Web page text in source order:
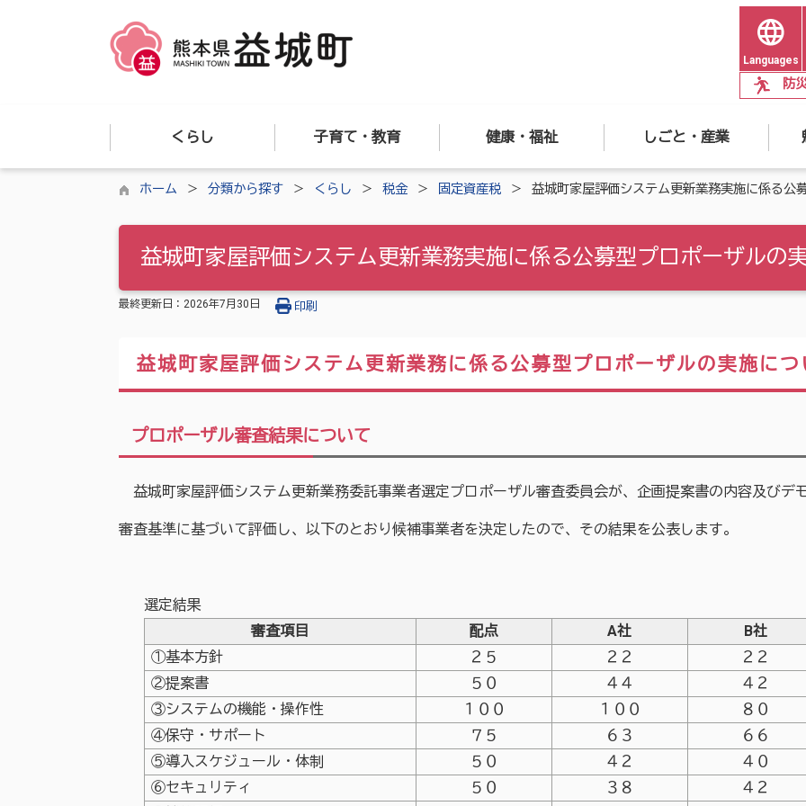
Languages
防
くらし 子育て・教育 健康・福祉 しごと・産業
ホーム 分類から探す くらし 税金 固定資産税 益城町家屋評価システム更新業務実施に係る公
益城町家屋評価システム更新業務実施に係る公募型プロポーザルの
最終更新日： 2026年7月30日 印刷
益城町家屋評価システム更新業務に係る公募型プロポーザルの実施につ
プロポーザル審査結果について
益城町家屋評価システム更新業務委託事業者選定プロポーザル審査委員会が、企画提案書の内容及びデ
審査基準に基づいて評価し、以下のとおり候補事業者を決定したので、その結果を公表します。
選定結果
審査項目
配点 A社
B社
①基本方針
２５ ２２
２２
②提案書
５０ ４４
４２
③システムの機能・操作性
１００ １００
８０
④保守・サポート
７５ ６３
６６
⑤導入スケジュール・体制
５０ ４２
４０
⑥セキュリティ
５０ ３８
４２